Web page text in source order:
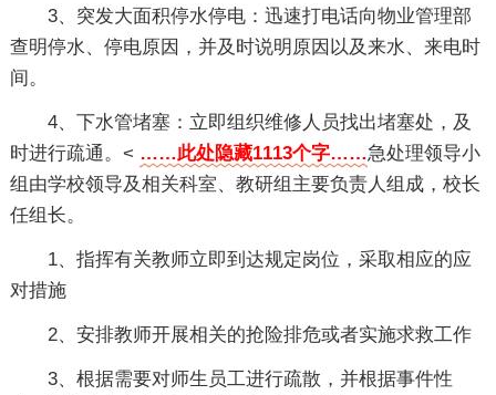
3、突发大面积停水停电：迅速打电话向物业管理部
查明停水、停电原因，并及时说明原因以及来水、来电时
间。
4、下水管堵塞：立即组织维修人员找出堵塞处，及
时进行疏通。< ……此处隐藏1113个字……急处理领导小
组由学校领导及相关科室、教研组主要负责人组成，校长
任组长。
1、指挥有关教师立即到达规定岗位，采取相应的应
对措施
2、安排教师开展相关的抢险排危或者实施求救工作
3、根据需要对师生员工进行疏散，并根据事件性